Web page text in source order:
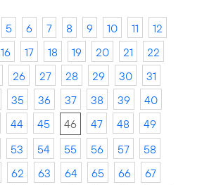
5 6 7 8 9 10 11
12
16 17 18 19 20 21
22
26 27 28 29 30
31
35 36 37 38 39
40
44 45 46 47 48
49
53 54 55 56 57
58
62 63 64 65 66
67